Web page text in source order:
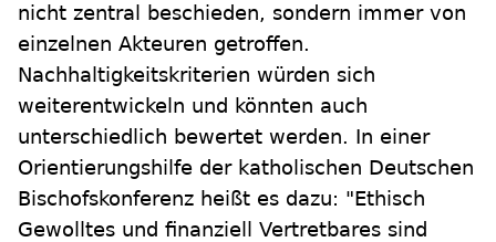
nicht zentral beschieden, sondern immer von
einzelnen Akteuren getroffen.
Nachhaltigkeitskriterien würden sich
weiterentwickeln und könnten auch
unterschiedlich bewertet werden. In einer
Orientierungshilfe der katholischen Deutschen
Bischofskonferenz heißt es dazu: "Ethisch
Gewolltes und finanziell Vertretbares sind